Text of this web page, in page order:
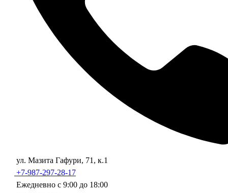
ул. Мазита Гафури, 71, к.1
+7-987-297-28-17
Ежедневно с 9:00 до 18:00